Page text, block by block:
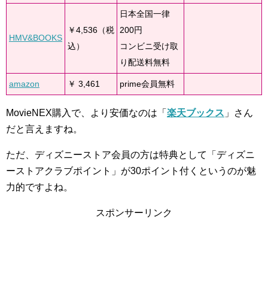
HMV&BOOKS
￥4,536（税
込）
日本全国一律
200円
コンビニ受け取
り配送料無料
amazon ￥ 3,461 prime会員無料
MovieNEX購入で、より安価なのは「 楽天ブックス 」さん
だと言えますね。
ただ、ディズニーストア会員の方は特典として「ディズニ
ーストアクラブポイント」が30ポイント付くというのが魅
力的ですよね。
スポンサーリンク